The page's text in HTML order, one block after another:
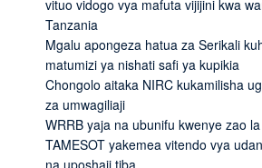
vituo vidogo vya mafuta vijijini kwa
Tanzania
Mgalu apongeza hatua za Serikali
matumizi ya nishati safi ya kupikia
Chongolo aitaka NIRC kukamilisha
za umwagiliaji
WRRB yaja na ubunifu kwenye zao
TAMESOT yakemea vitendo vya